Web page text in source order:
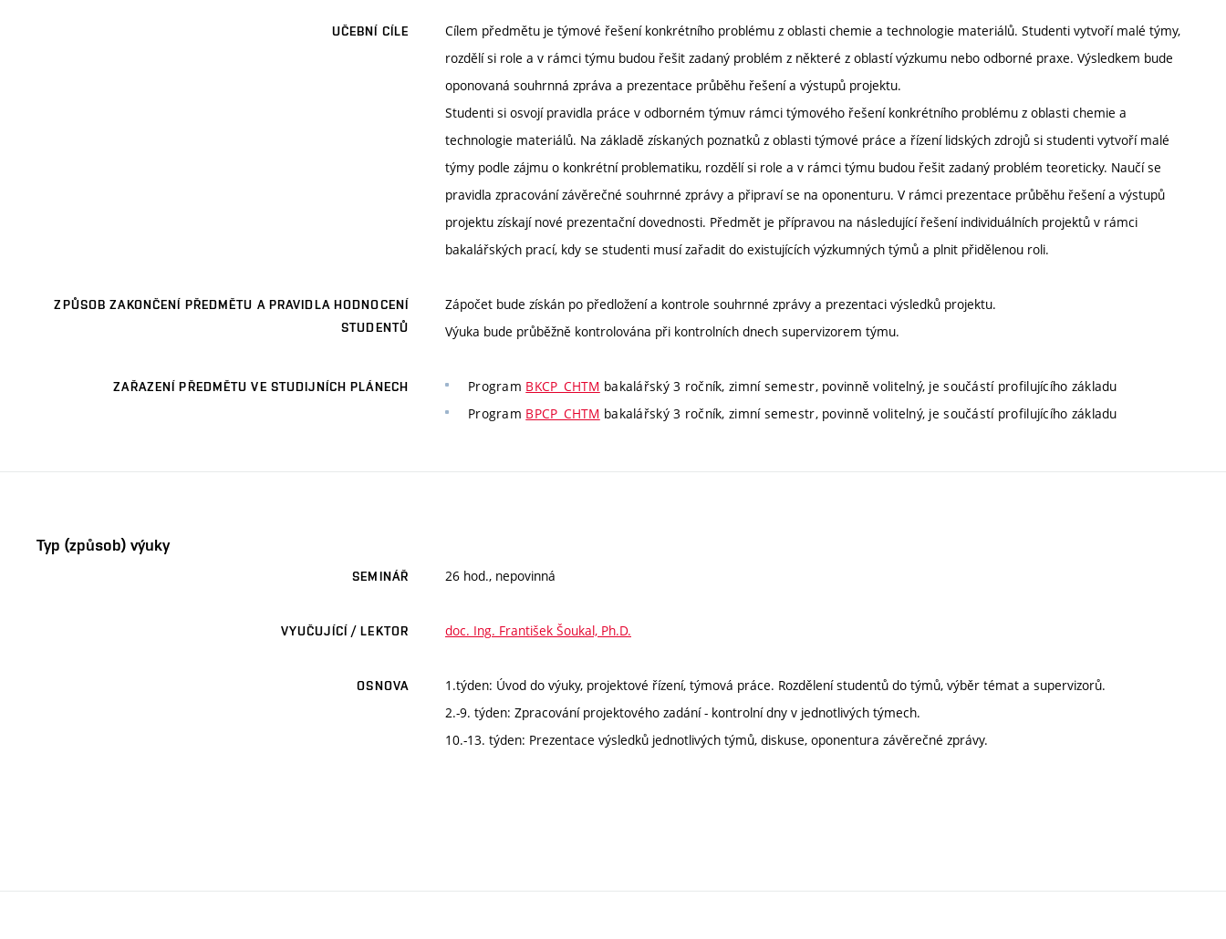
UČEBNÍ CÍLE
Cílem předmětu je týmové řešení konkrétního problému z oblasti chemie a technologie materiálů. Studenti vytvoří malé týmy,
rozdělí si role a v rámci týmu budou řešit zadaný problém z některé z oblastí výzkumu nebo odborné praxe. Výsledkem bude
oponovaná souhrnná zpráva a prezentace průběhu řešení a výstupů projektu.
Studenti si osvojí pravidla práce v odborném týmuv rámci týmového řešení konkrétního problému z oblasti chemie a
technologie materiálů. Na základě získaných poznatků z oblasti týmové práce a řízení lidských zdrojů si studenti vytvoří malé
týmy podle zájmu o konkrétní problematiku, rozdělí si role a v rámci týmu budou řešit zadaný problém teoreticky. Naučí se
pravidla zpracování závěrečné souhrnné zprávy a připraví se na oponenturu. V rámci prezentace průběhu řešení a výstupů
projektu získají nové prezentační dovednosti. Předmět je přípravou na následující řešení individuálních projektů v rámci
bakalářských prací, kdy se studenti musí zařadit do existujících výzkumných týmů a plnit přidělenou roli.
ZPŮSOB ZAKONČENÍ PŘEDMĚTU A PRAVIDLA HODNOCENÍ
STUDENTŮ
Zápočet bude získán po předložení a kontrole souhrnné zprávy a prezentaci výsledků projektu.
Výuka bude průběžně kontrolována při kontrolních dnech supervizorem týmu.
ZAŘAZENÍ PŘEDMĚTU VE STUDIJNÍCH PLÁNECH Program BKCP_CHTM bakalářský 3 ročník, zimní semestr, povinně volitelný, je součástí profilujícího základu
Program BPCP_CHTM bakalářský 3 ročník, zimní semestr, povinně volitelný, je součástí profilujícího základu
Typ (způsob) výuky
SEMINÁŘ 26 hod., nepovinná
VYUČUJÍCÍ / LEKTOR doc. Ing. František Šoukal, Ph.D.
OSNOVA
1.týden: Úvod do výuky, projektové řízení, týmová práce. Rozdělení studentů do týmů, výběr témat a supervizorů.
2.-9. týden: Zpracování projektového zadání - kontrolní dny v jednotlivých týmech.
10.-13. týden: Prezentace výsledků jednotlivých týmů, diskuse, oponentura závěrečné zprávy.